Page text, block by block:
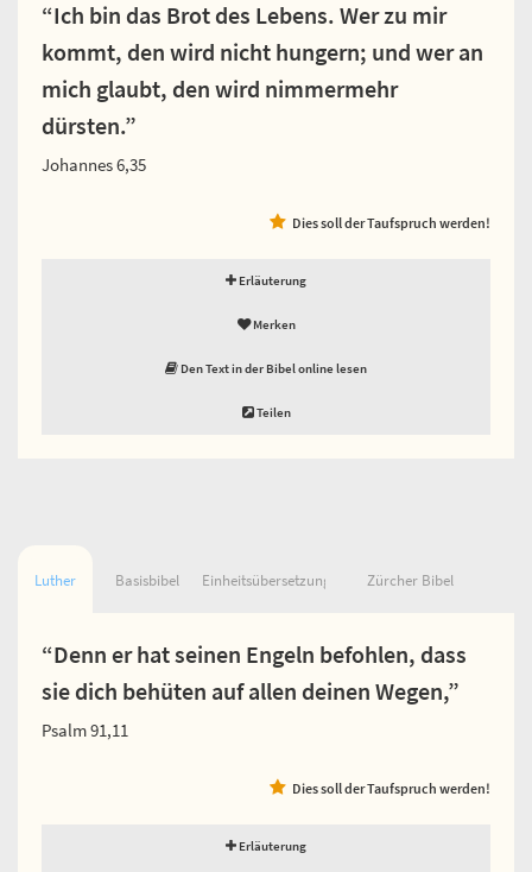
“Ich bin das Brot des Lebens. Wer zu mir
kommt, den wird nicht hungern; und wer an
mich glaubt, den wird nimmermehr
dürsten.”
Johannes 6,35
Dies soll der Taufspruch werden!
Erläuterung
Merken
Den Text in der Bibel online lesen
Teilen
Luther Basisbibel Einheitsübersetzung Zürcher Bibel
“Denn er hat seinen Engeln befohlen, dass
sie dich behüten auf allen deinen Wegen,”
Psalm 91,11
Dies soll der Taufspruch werden!
Erläuterung